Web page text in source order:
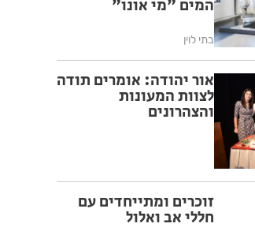
המים "מי אונו"
בתי לוין
אור יהודה: אומרים תודה
לצוות המעונות
והצהרונים
זוכרים ומתייחדים עם
חללי אב ואלול